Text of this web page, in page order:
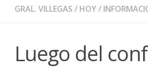
GRAL. VILLEGAS / HOY/
Luego del